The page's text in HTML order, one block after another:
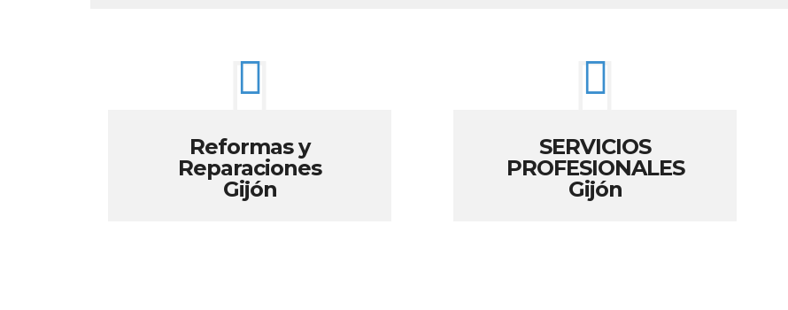
Reformas y
Reparaciones
Gijón
SERVICIOS
PROFESIONALES
Gijón